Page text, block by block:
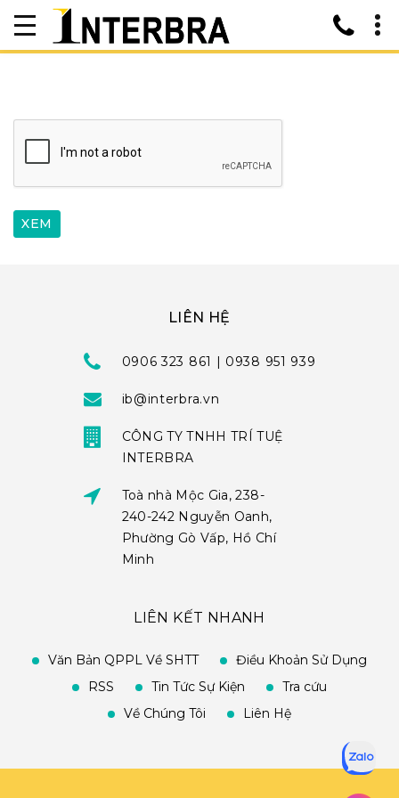
LIÊN HỆ
0906 323 861 | 0938 951 939
ib@interbra.vn
CÔNG TY TNHH TRÍ TUỆ
INTERBRA
Toà nhà Mộc Gia, 238-
240-242 Nguyễn Oanh,
Phường Gò Vấp, Hồ Chí
Minh
LIÊN KẾT NHANH
Văn Bản QPPL Về SHTT
Điều Khoản Sử Dụng
RSS
Tin Tức Sự Kiện
Tra cứu
Về Chúng Tôi
Liên Hệ